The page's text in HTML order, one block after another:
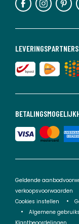
LEVERINGSPARTNERS
Geldende
verkoopsvoorwaarden
Cookies instellen
Algemene